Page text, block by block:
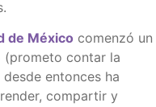
de México comenzó un
(prometo contar la
entonces ha
compartir y